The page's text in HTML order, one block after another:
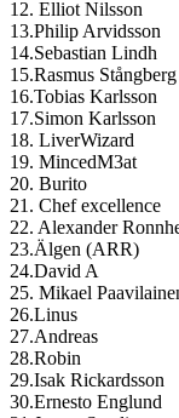
12. Elliot Nilsson
13.Philip Arvidsson
14.Sebastian Lindh
15.Rasmus Stångberg
16.Tobias Karlsson
17.Simon Karlsson
18. LiverWizard
19. MincedM3at
20. Burito
21. Chef excellence
22. Alexander
23.Älgen (ARR)
24.David A
25. Mikael
26.Linus
27.Andreas
28.Robin
29.Isak Rickardsson
30.Ernesto Englund